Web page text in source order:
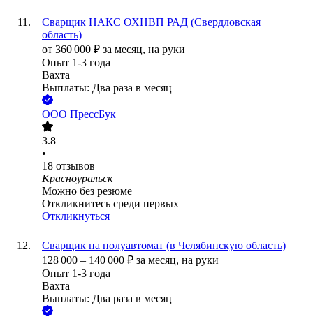
Сварщик НАКС ОХНВП РАД (Свердловская
область)
от 360 000 ₽ за месяц, на руки
Опыт 1-3 года
Вахта
Выплаты: Два раза в месяц
ООО ПрессБук
3.8
•
18 отзывов
Красноуральск
Можно без резюме
Откликнитесь среди первых
Откликнуться
Сварщик на полуавтомат (в Челябинскую область)
128 000 – 140 000 ₽ за месяц, на руки
Опыт 1-3 года
Вахта
Выплаты: Два раза в месяц